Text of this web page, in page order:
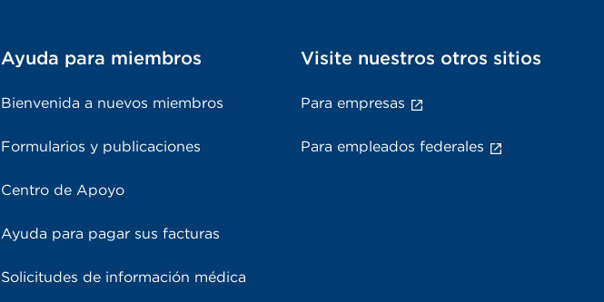
Ayuda para miembros
Bienvenida a nuevos miembros
Formularios y publicaciones
Centro de Apoyo
Ayuda para pagar sus facturas
Solicitudes de información médica
Visite nuestros otros sitios
Para empresas
Para empleados federales